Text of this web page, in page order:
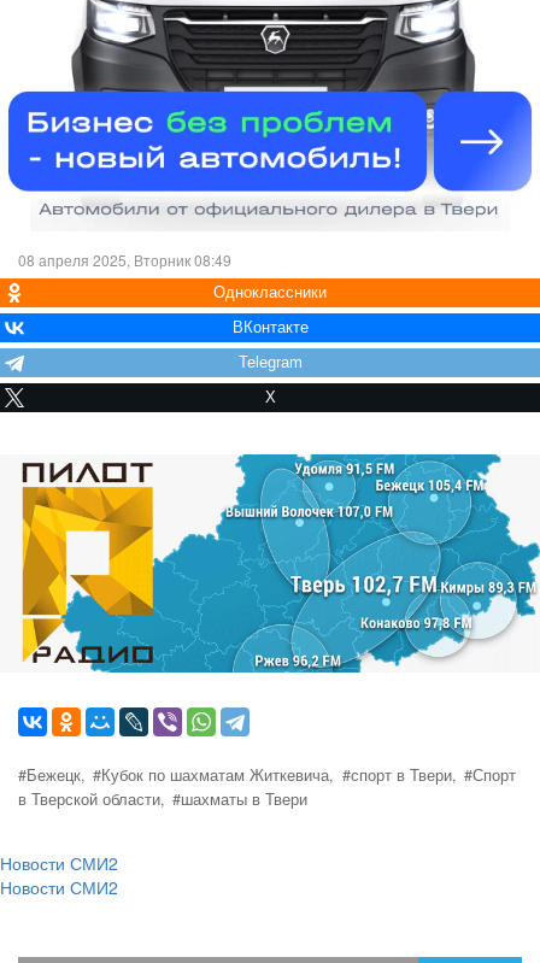
08 апреля 2025, Вторник 08:49
Одноклассники
ВКонтакте
Telegram
X
#Бежецк, #Кубок по шахматам Житкевича, #спорт в Твери, #Спорт
в Тверской области, #шахматы в Твери
Новости СМИ2
Новости СМИ2